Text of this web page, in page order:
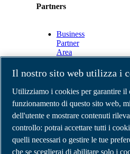
Partners
Business
Partner
Area
Connect
2.0
Business
ABAC
Media
Gallery
©2026 Compressori d'aria
Note legali e privacy
Il nostro sito web utilizza i
Utilizziamo i cookies per garantire il
funzionamento di questo sito web,
dell'utente e mostrare contenuti
controllo: potrai accettare tutti i
quelli necessari o gestire le tue
che se sceglierai di abilitare solo i